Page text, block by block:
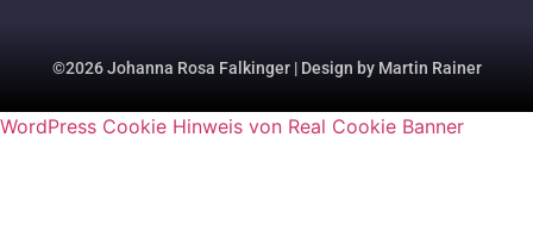
©2026 Johanna Rosa Falkinger | Design by Martin Rainer
WordPress Cookie Hinweis von Real Cookie Banner